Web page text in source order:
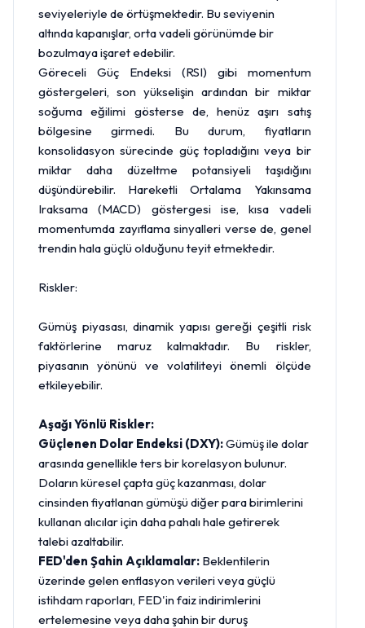
seviyeleriyle de örtüşmektedir. Bu seviyenin
altında kapanışlar, orta vadeli görünümde bir
bozulmaya işaret edebilir.
Göreceli Güç Endeksi (RSI) gibi momentum
göstergeleri, son yükselişin ardından bir miktar
soğuma eğilimi gösterse de, henüz aşırı satış
bölgesine girmedi. Bu durum, fiyatların
konsolidasyon sürecinde güç topladığını veya bir
miktar daha düzeltme potansiyeli taşıdığını
düşündürebilir. Hareketli Ortalama Yakınsama
Iraksama (MACD) göstergesi ise, kısa vadeli
momentumda zayıflama sinyalleri verse de, genel
trendin hala güçlü olduğunu teyit etmektedir.
Riskler:
Gümüş piyasası, dinamik yapısı gereği çeşitli risk
faktörlerine maruz kalmaktadır. Bu riskler,
piyasanın yönünü ve volatiliteyi önemli ölçüde
etkileyebilir.
Aşağı Yönlü Riskler:
Güçlenen Dolar Endeksi (DXY):Gümüş ile dolar
arasında genellikle ters bir korelasyon bulunur.
Doların küresel çapta güç kazanması, dolar
cinsinden fiyatlanan gümüşü diğer para birimlerini
kullanan alıcılar için daha pahalı hale getirerek
talebi azaltabilir.
FED'den Şahin Açıklamalar: Beklentilerin
üzerinde gelen enflasyon verileri veya güçlü
istihdam raporları, FED'in faiz indirimlerini
ertelemesine veya daha şahin bir duruş